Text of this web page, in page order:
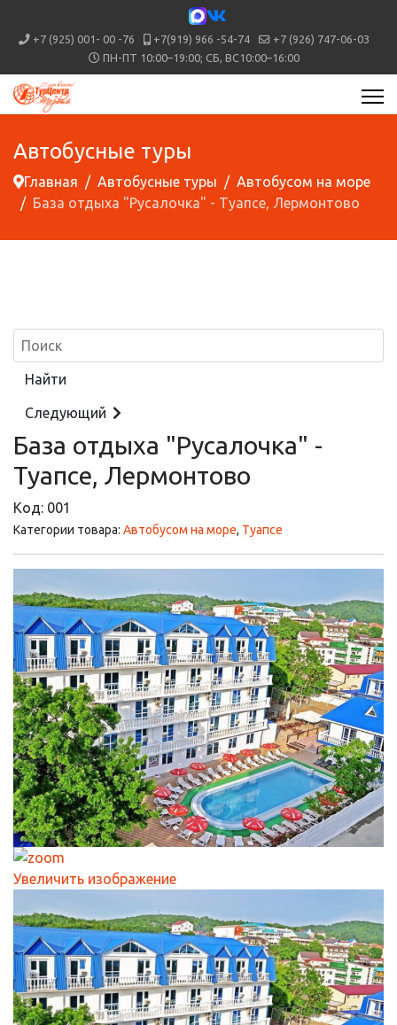
+7 (925) 001- 00 -76 +7(919) 966 -54-74
+7 (926) 747-06-03
ПН-ПТ 10:00–19:00; СБ, ВС10:00–16:00
Автобусные туры
Главная Автобусные туры
Автобусом на море
База отдыха "Русалочка" - Туапсе, Лермонтово
Следующий
База отдыха "Русалочка" -
Туапсе, Лермонтово
Код: 001
Категории товара: Автобусом на море, Туапсе
Увеличить изображение